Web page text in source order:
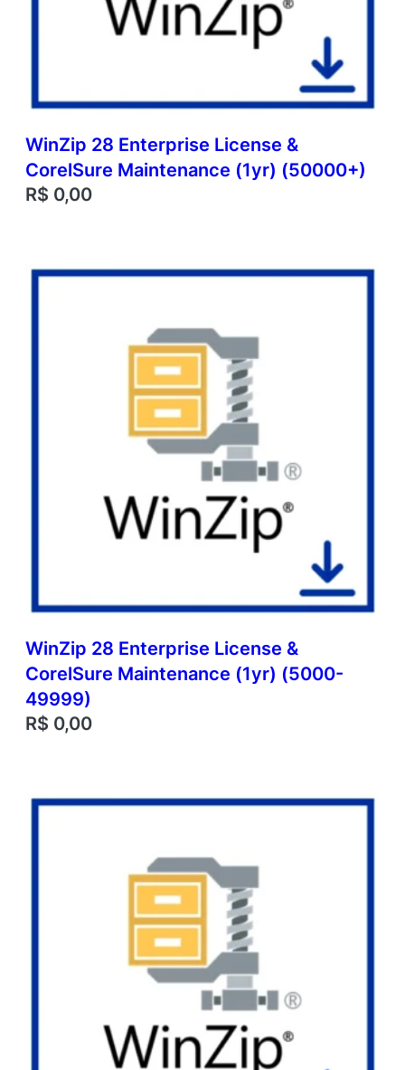
WinZip 28 Enterprise License &
CorelSure Maintenance (1yr) (50000+)
R$ 0,00
WinZip 28 Enterprise License &
CorelSure Maintenance (1yr) (5000-
49999)
R$ 0,00